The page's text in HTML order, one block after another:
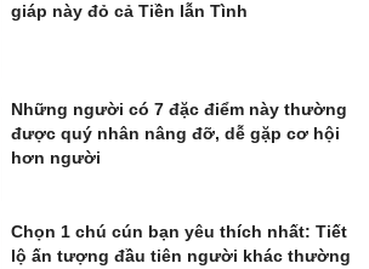
giáp này đỏ cả Tiền lẫn Tình
Những người có 7 đặc điểm này thường
được quý nhân nâng đỡ, dễ gặp cơ hội
hơn người
Chọn 1 chú cún bạn yêu thích nhất: Tiết
lộ ấn tượng đầu tiên người khác thường